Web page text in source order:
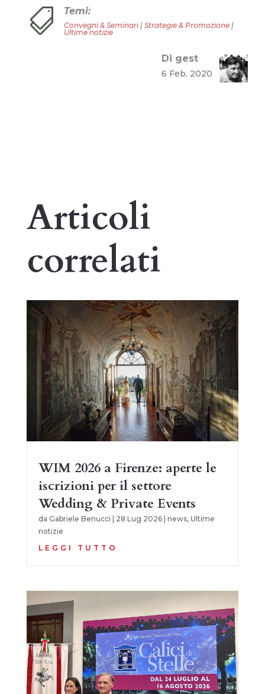
 Temi:
Convegni & Seminari| Strategie & Promozione|
Ultime notizie
Di gest
6 Feb, 2020
Articoli
correlati
WIM 2026 a Firenze: aperte le
iscrizioni per il settore
Wedding & Private Events
da Gabriele Benucci 28 Lug 2026| news, Ultime
notizie
LEGGI TUTTO